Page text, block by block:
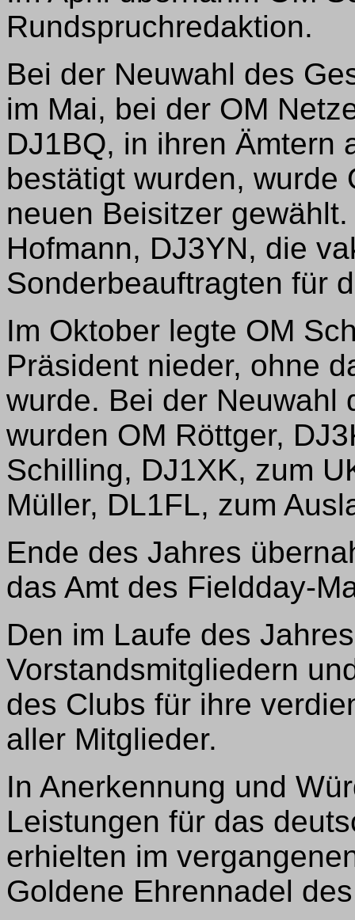
Rundspruchredaktion.
Bei der Neuwahl des
im Mai, bei der OM
DJ1BQ, in ihren Ämtern
bestätigt wurden, wurde
neuen Beisitzer
Hofmann, DJ3YN, die
Sonderbeauftragten für
Im Oktober legte OM
Präsident nieder, ohne
wurde. Bei der Neuwahl
wurden OM Röttger,
Schilling, DJ1XK, zum
Müller, DL1FL, zum
Ende des Jahres
das Amt des Fieldday-
Den im Laufe des
Vorstandsmitgliedern
des Clubs für ihre
aller Mitglieder.
In Anerkennung und
Leistungen für das
erhielten im
Goldene Ehrennadel